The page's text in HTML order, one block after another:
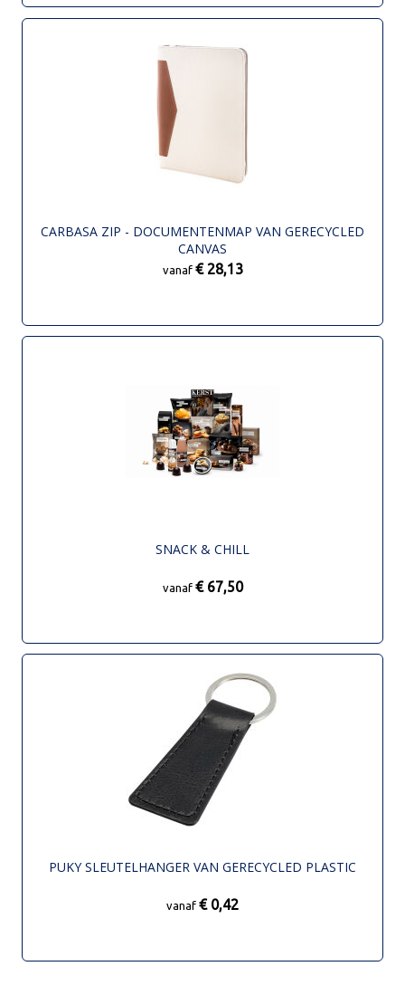
CARBASA ZIP - DOCUMENTENMAP VAN GERECYCLED
CANVAS
vanaf € 28,13
SNACK & CHILL
vanaf € 67,50
PUKY SLEUTELHANGER VAN GERECYCLED PLASTIC
vanaf € 0,42